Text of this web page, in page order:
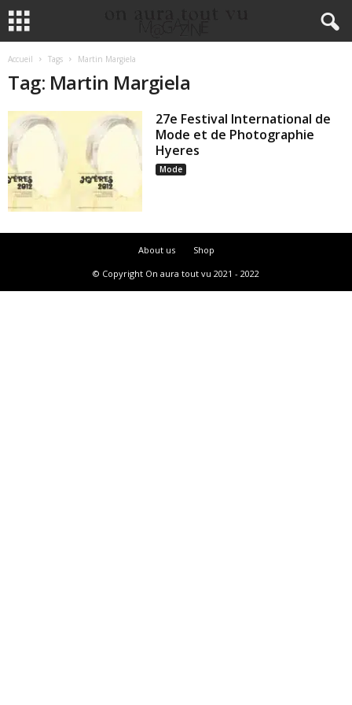
Accueil Tags Martin Margiela
Tag: Martin Margiela
27e Festival International de
Mode et de Photographie
Hyeres
Mode
About us
Shop
© Copyright On aura tout vu 2021 - 2022